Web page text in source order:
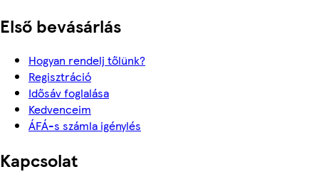
Első bevásárlás
Hogyan rendelj tőlünk?
Regisztráció
Idősáv foglalása
Kedvenceim
ÁFÁ-s számla igénylés
Kapcsolat